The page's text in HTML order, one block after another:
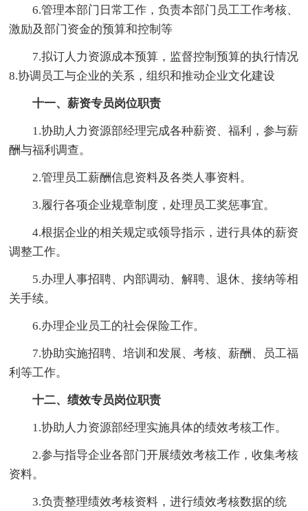
6.管理本部门日常工作，负责本部门员工工作考核、
激励及部门资金的预算和控制等
7.拟订人力资源成本预算，监督控制预算的执行情况
8.协调员工与企业的关系，组织和推动企业文化建设
十一、薪资专员岗位职责
1.协助人力资源部经理完成各种薪资、福利，参与薪
酬与福利调查。
2.管理员工薪酬信息资料及各类人事资料。
3.履行各项企业规章制度，处理员工奖惩事宜。
4.根据企业的相关规定或领导指示，进行具体的薪资
调整工作。
5.办理人事招聘、内部调动、解聘、退休、接纳等相
关手续。
6.办理企业员工的社会保险工作。
7.协助实施招聘、培训和发展、考核、薪酬、员工福
利等工作。
十二、绩效专员岗位职责
1.协助人力资源部经理实施具体的绩效考核工作。
2.参与指导企业各部门开展绩效考核工作，收集考核
资料。
3.负责整理绩效考核资料，进行绩效考核数据的统